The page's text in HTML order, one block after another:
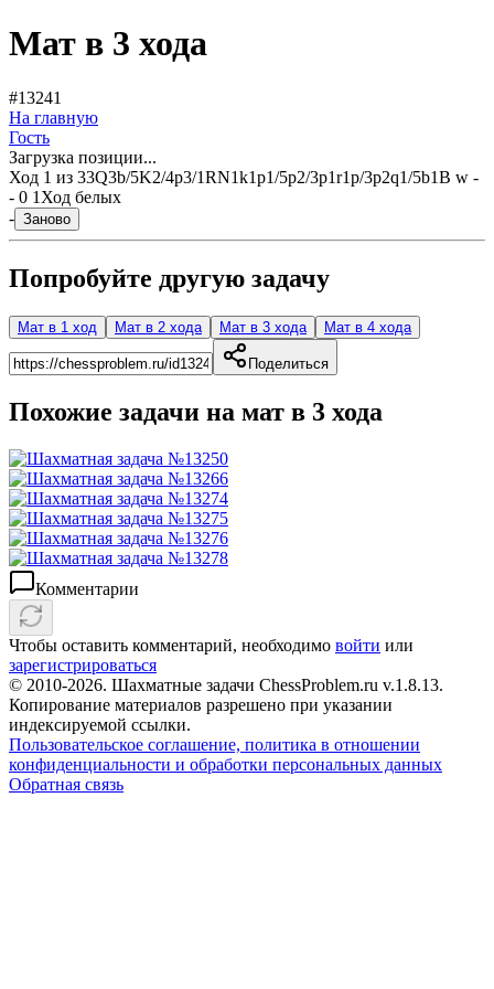
Мат в 3 хода
#13241
На главную
Гость
Загрузка позиции...
Ход 1 из 33Q3b/5K2/4p3/1RN1k1p1/5p2/3p1r1p/3p2q1/5b1B w -
- 0 1 Ход белых
- Заново
Попробуйте другую задачу
Мат в 1 ход Мат в 2 хода Мат в 3 хода Мат в 4 хода
Поделиться
Похожие задачи на мат в 3 хода
Комментарии
Чтобы оставить комментарий, необходимо войти или
зарегистрироваться
© 2010-2026. Шахматные задачи ChessProblem.ru v.1.8.13.
Копирование материалов разрешено при указании
индексируемой ссылки.
Пользовательское соглашение, политика в отношении
конфиденциальности и обработки персональных данных
Обратная связь